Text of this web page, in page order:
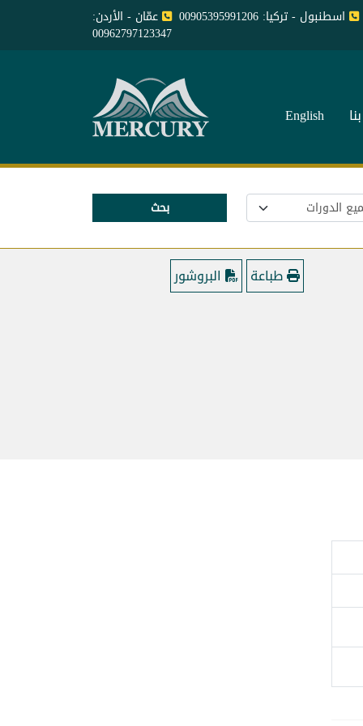
اسطنبول - تركيا: 00905395991206 عمّان - الأردن:
00962797123347
English
بحث
طباعة البروشور